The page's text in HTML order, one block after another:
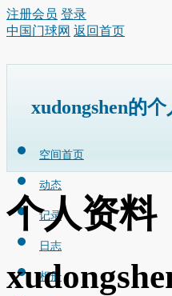
注册会员 登录
中国门球网 返回首页
xudongshen的个
空间首页
动态
记录
日志
相册
个人资料